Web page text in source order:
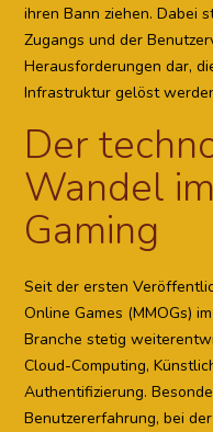
ihren Bann ziehen. Dabei
Zugangs und der
Herausforderungen dar,
Infrastruktur gelöst
Der
Wandel
Gaming
Seit der ersten
Online Games (MMOGs)
Branche stetig
Cloud-Computing,
Authentifizierung.
Benutzererfahrung, bei